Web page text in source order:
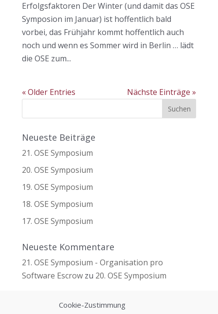
Cookie-Zustimmung
Erfolgsfaktoren Der Winter (und damit das OSE
Symposion im Januar) ist hoffentlich bald
vorbei, das Frühjahr kommt hoffentlich auch
noch und wenn es Sommer wird in Berlin … lädt
die OSE zum...
« Older Entries Nächste Einträge »
Neueste Beiträge
21. OSE Symposium
20. OSE Symposium
19. OSE Symposium
18. OSE Symposium
17. OSE Symposium
Neueste Kommentare
21. OSE Symposium - Organisation pro
Software Escrowzu 20. OSE Symposium